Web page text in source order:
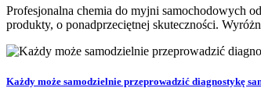
Profesjonalna chemia do myjni samochodowych
produkty, o ponadprzeciętnej skuteczności.
Każdy może samodzielnie przeprowadzić diagnostykę